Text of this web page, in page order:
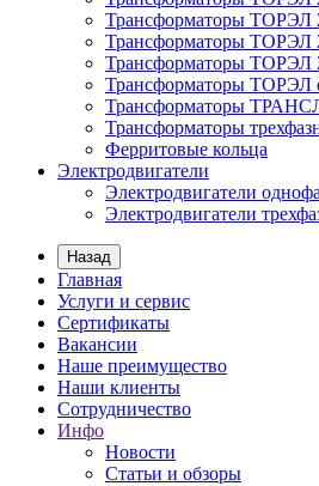
Трансформаторы ТОРЭЛ
Трансформаторы ТОРЭЛ
Трансформаторы ТОРЭЛ
Трансформаторы ТОРЭЛ
Трансформаторы
Трансформаторы
Ферритовые кольца
Электродвигатели
Электродвигатели
Электродвигатели
Назад
Главная
Услуги и сервис
Сертификаты
Вакансии
Наше преимущество
Наши клиенты
Сотрудничество
Инфо
Новости
Статьи и обзоры